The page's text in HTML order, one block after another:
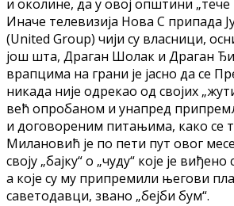
и околине, да у овој општини
Иначе телевизија Нова С припада
(United Group) чији су власници,
још шта, Драган Шолак и Драган
врапцима на грани је јасно да се
никада није одрекао од својих
већ опробаном и унапред
и договореним питањима, како се
Милановић је по пети пут овог
своју „бајку“ о „чуду“ које је
а које су му припремили његови
саветодавци, звано „бејби бум“.